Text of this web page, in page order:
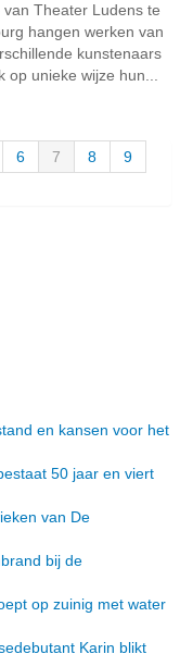
van Theater Ludens te
hangen werken van
kunstenaars
op unieke wijze hun...
6 7 8
9
en kansen voor het
50 jaar en viert
van De
bij de
op zuinig met water
Karin blikt